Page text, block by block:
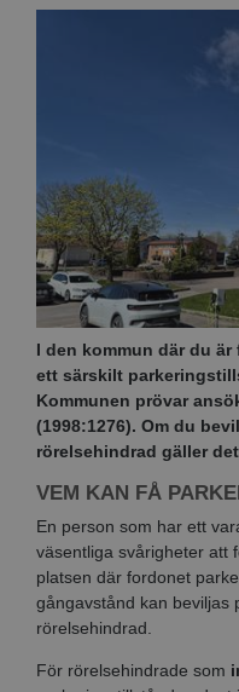
I den kommun där du
ett särskilt
Kommunen prövar
(1998:1276). Om du
rörelsehindrad gäller
VEM KAN FÅ
En person som har ett
väsentliga svårigheter att
platsen där fordonet
gångavstånd kan beviljas
rörelsehindrad
För rörelsehindrade som